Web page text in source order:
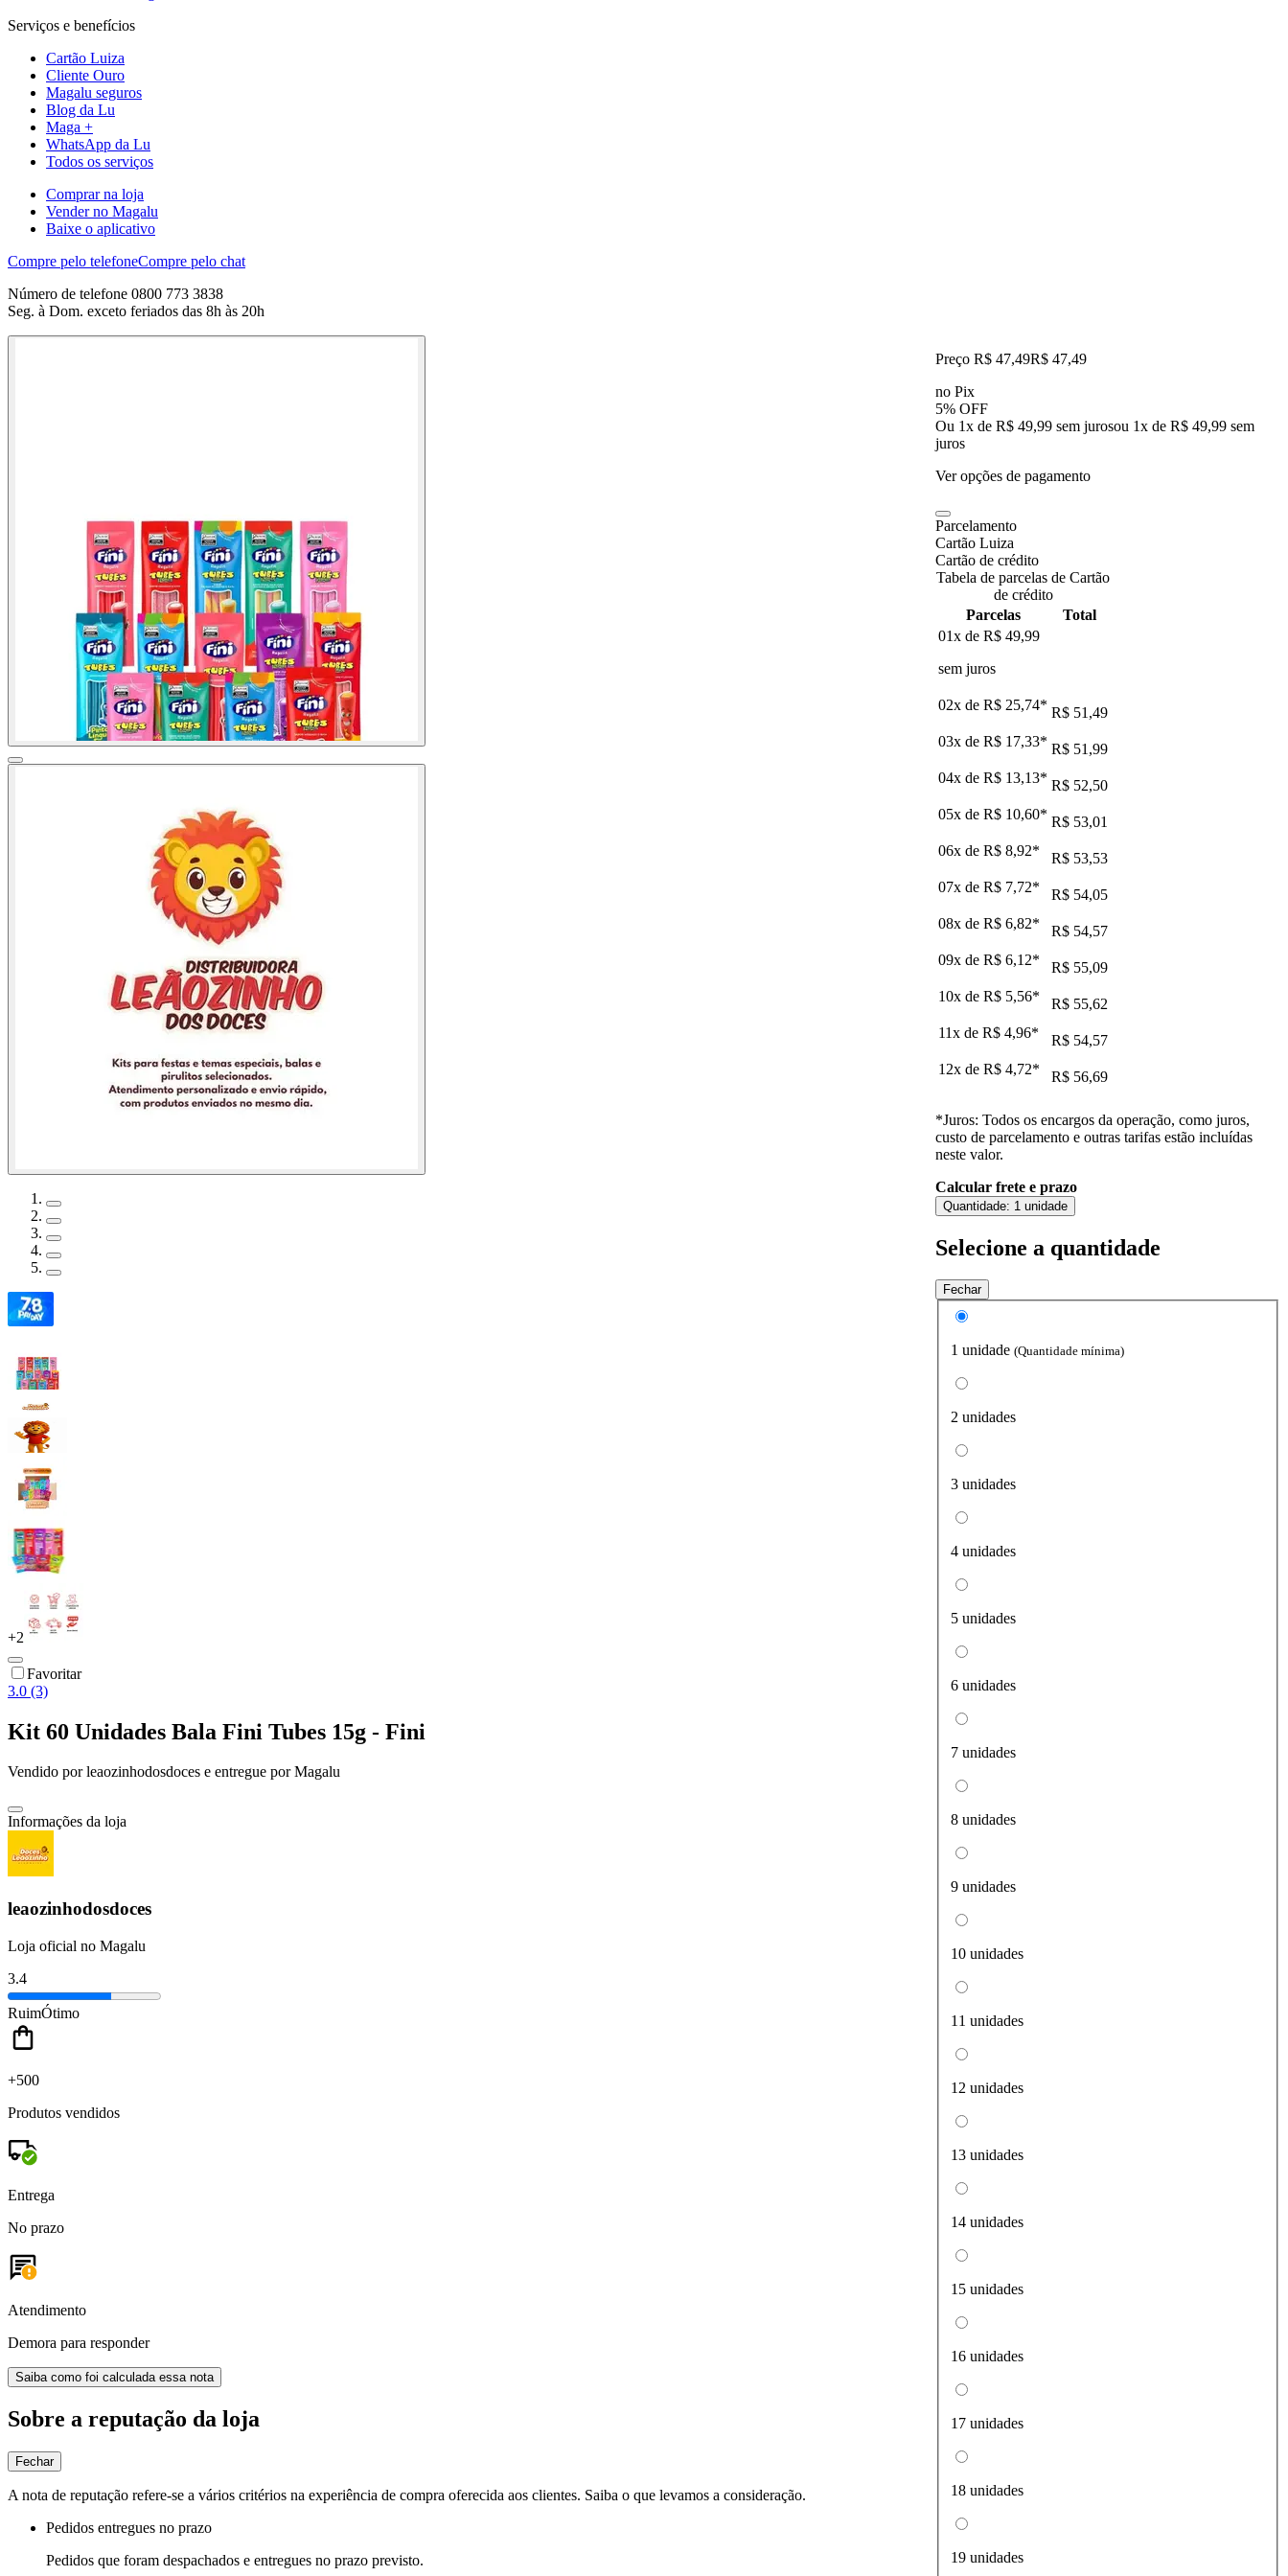
Serviços e benefícios
Cartão Luiza
Cliente Ouro
Magalu seguros
Blog da Lu
Maga +
WhatsApp da Lu
Todos os serviços
Comprar na loja
Vender no Magalu
Baixe o aplicativo
Compre pelo telefoneCompre pelo chat
Número de telefone 0800 773 3838
Seg. à Dom. exceto feriados das 8h às 20h
+2
Favoritar
3.0 (3)
Kit 60 Unidades Bala Fini Tubes 15g - Fini
Vendido porleaozinhodosdoces e entregue por Magalu
Informações da loja
leaozinhodosdoces
Loja oficial no Magalu
3.4
RuimÓtimo
+500
Produtos vendidos
Entrega
No prazo
Atendimento
Demora para responder
Saiba como foi calculada essa nota
Sobre a reputação da loja
Fechar
A nota de reputação refere-se a vários critérios na experiência de compra oferecida aos clientes. Saiba o que levamos a consideração.
Pedidos entregues no prazo
Pedidos que foram despachados e entregues no prazo previsto.
Preço R$ 47,49R$ 47,49
no Pix
5% OFF
Ou 1x de R$ 49,99 sem jurosou 1x de R$ 49,99 sem
juros
Ver opções de pagamento
Parcelamento
Cartão Luiza
Cartão de crédito
Tabela de parcelas de Cartão
de crédito
Parcelas
Total
01x de R$ 49,99
sem juros
02x de R$ 25,74* R$ 51,49
03x de R$ 17,33* R$ 51,99
04x de R$ 13,13* R$ 52,50
05x de R$ 10,60* R$ 53,01
06x de R$ 8,92*
R$ 53,53
07x de R$ 7,72*
R$ 54,05
08x de R$ 6,82*
R$ 54,57
09x de R$ 6,12*
R$ 55,09
10x de R$ 5,56*
R$ 55,62
11x de R$ 4,96*
R$ 54,57
12x de R$ 4,72* R$ 56,69
*Juros: Todos os encargos da operação, como juros,
custo de parcelamento e outras tarifas estão incluídas
neste valor.
Calcular frete e prazo
Quantidade: 1 unidade
Selecione a quantidade
Fechar
1 unidade (Quantidade mínima)
2 unidades
3 unidades
4 unidades
5 unidades
6 unidades
7 unidades
8 unidades
9 unidades
10 unidades
11 unidades
12 unidades
13 unidades
14 unidades
15 unidades
16 unidades
17 unidades
18 unidades
19 unidades